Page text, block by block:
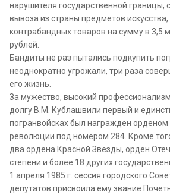
нарушителя государственной границы,
вывоза из страны предметов
контрабандных товаров на сумму в 3,5
рублей.
Бандиты не раз пытались подкупить
неоднократно угрожали, три раза
его жизнь.
За мужество, высокий
долгу В.М. Кублашвили первый и
погранвойсках был награжден орденом
революции под номером 284. Кроме
два ордена Красной Звезды, орден
степени и более 18 других
1 апреля 1985 г. сессия городского
депутатов присвоила ему звание